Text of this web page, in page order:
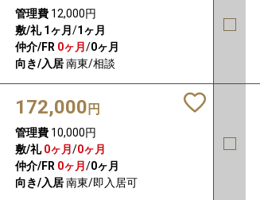
管理費12,000円
敷/礼 1ヶ月 /1ヶ月
仲介/FR 0ヶ月 /0ヶ月
向き/入居南東/相談
172,000 円
管理費10,000円
敷/礼 0ヶ月 /0ヶ月
仲介/FR 0ヶ月 /0ヶ月
向き/入居南東/即入居可